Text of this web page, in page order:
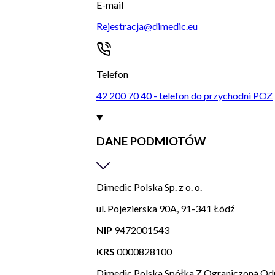
E-mail
Rejestracja@dimedic.eu
Telefon
42 200 70 40 - telefon do przychodni POZ
DANE PODMIOTÓW
Dimedic Polska Sp. z o. o.
ul. Pojezierska 90A, 91-341 Łódź
NIP 9472001543
KRS 0000828100